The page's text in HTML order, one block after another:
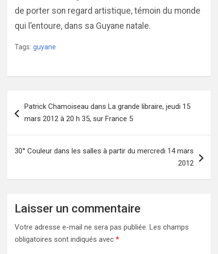
de porter son regard artistique, témoin du monde
qui l’entoure, dans sa Guyane natale.
Tags: guyane
de
Patrick Chamoiseau dans La grande libraire, jeudi 15
mars 2012 à 20 h 35, sur France 5
30° Couleur dans les salles à partir du mercredi 14 mars
2012
Laisser un commentaire
Votre adresse e-mail ne sera pas publiée. Les champs
obligatoires sont indiqués avec *